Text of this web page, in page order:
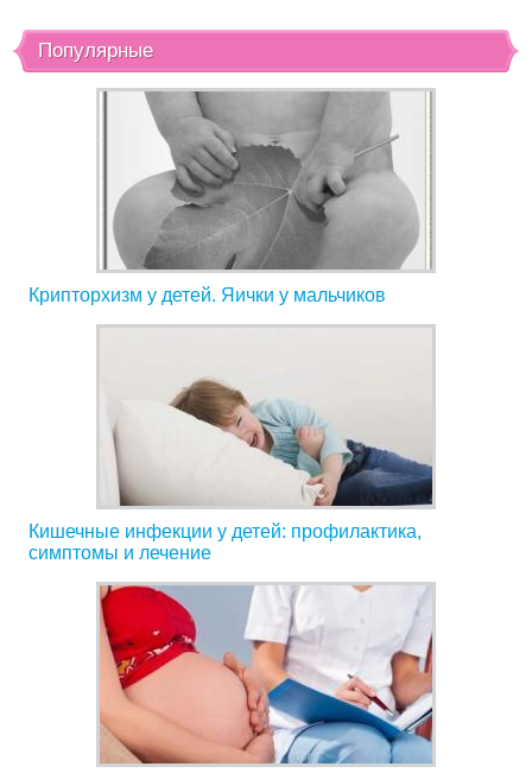
Популярные
Крипторхизм у детей. Яички у мальчиков
Кишечные инфекции у детей: профилактика,
симптомы и лечение